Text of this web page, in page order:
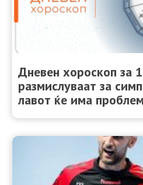
Дневен хороскоп за
размислуваат за
лавот ќе има